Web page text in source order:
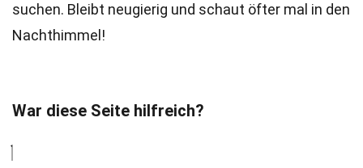
suchen. Bleibt neugierig und schaut öfter mal in den
Nachthimmel!
War diese Seite hilfreich?